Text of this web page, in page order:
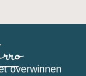
overwinnen